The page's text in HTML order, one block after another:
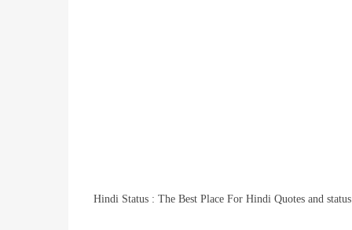
Hindi Status : The Best Place For Hindi Quotes and status